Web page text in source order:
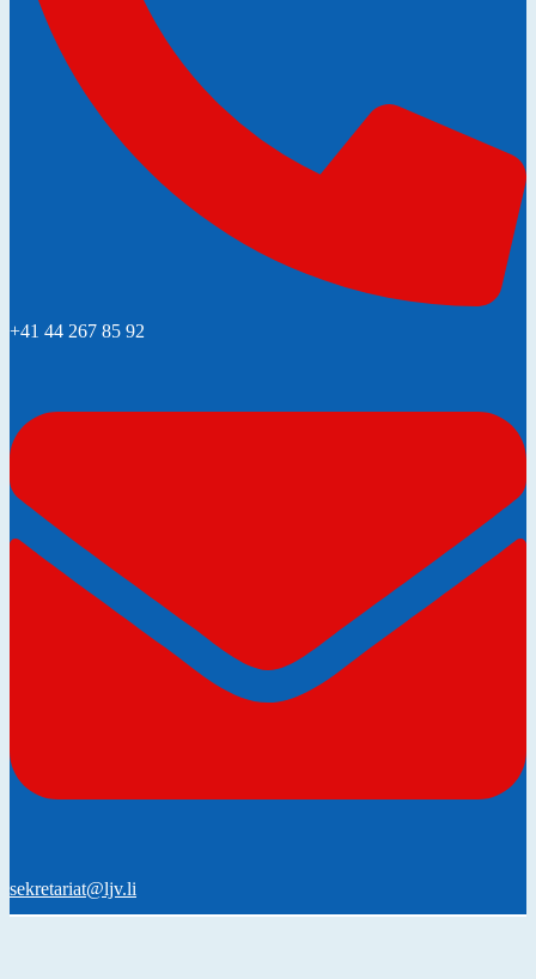
+41 44 267 85 92
sekretariat@ljv.li